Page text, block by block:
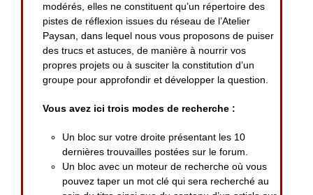
modérés, elles ne constituent qu’un répertoire des
pistes de réflexion issues du réseau de l’Atelier
Paysan, dans lequel nous vous proposons de puiser
des trucs et astuces, de manière à nourrir vos
propres projets ou à susciter la constitution d’un
groupe pour approfondir et développer la question.
Vous avez ici trois modes de recherche :
Un bloc sur votre droite présentant les 10
dernières trouvailles postées sur le forum.
Un bloc avec un moteur de recherche où vous
pouvez taper un mot clé qui sera recherché au